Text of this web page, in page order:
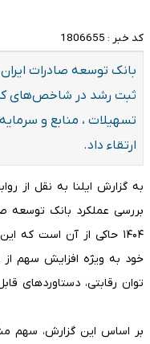
کد خبر : 1806655
ثبت رشد در شاخص‌های
تسهیلات ، منابع و
ارتقاء داد.
به گزارش ایلنا به نقل از
۱۴۰۴ حاکی از آن است که
خود به ویژه افزایش سهم
توان رقابتی، دستاوردهای
بر اساس این گزارش، سهم